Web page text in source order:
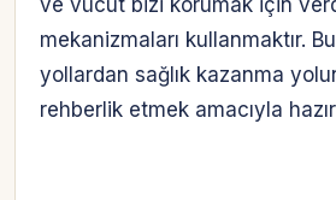
ve vücut bizi korumak için
mekanizmaları kullanmaktır.
yollardan sağlık kazanma
rehberlik etmek amacıyla